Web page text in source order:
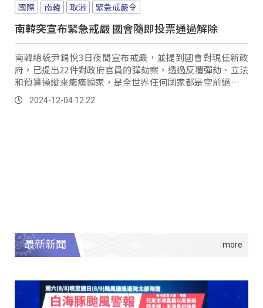
國際 南韓 取消 緊急戒嚴令
南韓突宣布緊急戒嚴 國會隨即投票通過解除
南韓總統尹錫悅3日夜間宣布戒嚴，並提到國會對現任新政
府，已提出22件對政府官員的彈劾案，透過反覆彈劾、立法
和預算操縱來癱瘓國家，是全世界任何國家都是空前絕後的
狀況，不但引起南韓民眾震驚，也受到國際關注。
2024-12-04 12:22
最新新聞